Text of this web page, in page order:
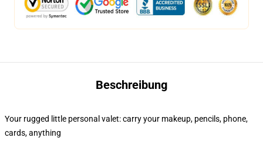
Beschreibung
Your rugged little personal valet: carry your makeup, pencils, phone,
cards, anything